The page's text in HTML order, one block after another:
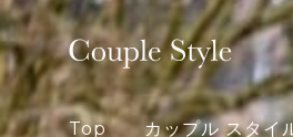
Skip
to
content
Top カップル スタイ